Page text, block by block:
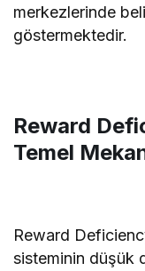
merkezlerinde
göstermektedir.
Reward
Temel
Reward
sisteminin düşük